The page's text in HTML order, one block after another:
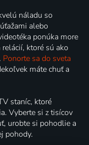
náladu so
alebo
ponúka more
ktoré sú ako
Ponorte sa do sveta
máte chuť a
staníc, ktoré
Vyberte si z tisícov
urobte si pohodlie a
pohody.